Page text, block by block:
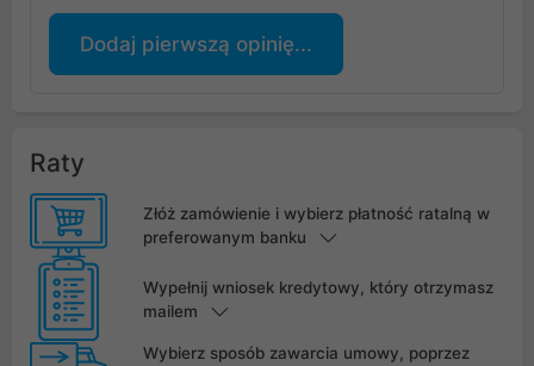
Dodaj pierwszą opinię...
Raty
Złóż zamówienie i wybierz płatność ratalną w
preferowanym banku
Wypełnij wniosek kredytowy, który otrzymasz
mailem
Wybierz sposób zawarcia umowy, poprzez